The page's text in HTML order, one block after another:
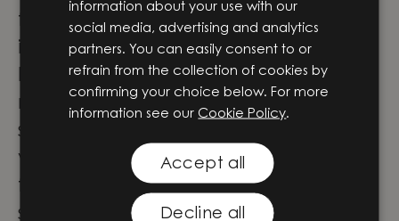
första idéerna till utveckling,
implementering och vidare utveckling.
På Knightec Group samlas människor
med olika perspektiv, erfarenheter och
specialistområden. Tillsammans skapar
vi innovation som gör verklig skillnad –
för företag, människor och samhället i
stort.
information about your use with our
social media, advertising and analytics
partners. You can easily consent to or
refrain from the collection of cookies by
confirming your choice below. For more
information see our Cookie Policy.
Accept all
Decline all